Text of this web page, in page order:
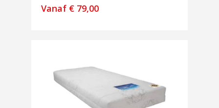
Vanaf € 79,00